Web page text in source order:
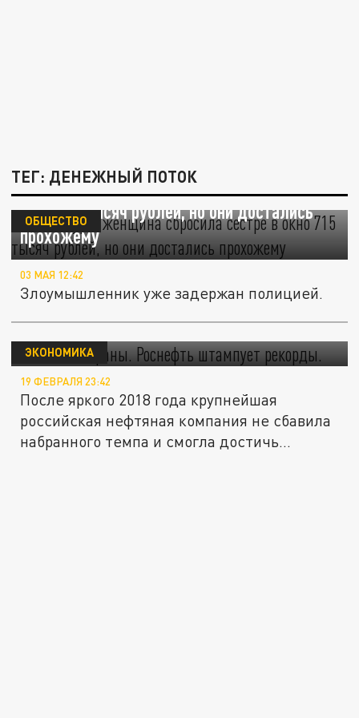
ТЕГ: ДЕНЕЖНЫЙ ПОТОК
В Оренбурге женщина сбросила сестре в
окно 715 тысяч рублей, но они достались
прохожему
ОБЩЕСТВО
03 МАЯ 12:42
Злоумышленник уже задержан полицией.
На благо страны. "Роснефть" штампует
рекорды.
ЭКОНОМИКА
19 ФЕВРАЛЯ 23:42
После яркого 2018 года крупнейшая
российская нефтяная компания не сбавила
набранного темпа и смогла достичь...